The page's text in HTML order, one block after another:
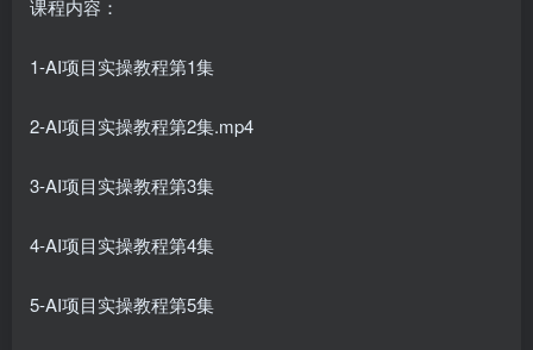
课程内容：
1-AI项目实操教程第1集
2-AI项目实操教程第2集.mp4
3-AI项目实操教程第3集
4-AI项目实操教程第4集
5-AI项目实操教程第5集